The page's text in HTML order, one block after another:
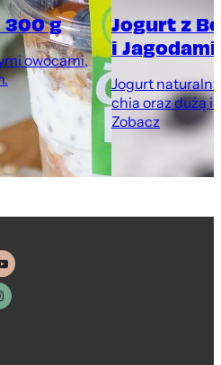
300 g
owocami,
Jogurt z
i
Jogurt
chia oraz dużą
Zobacz